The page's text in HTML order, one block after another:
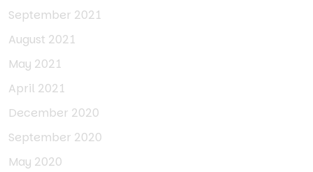
September 2021
August 2021
May 2021
April 2021
December 2020
September 2020
May 2020